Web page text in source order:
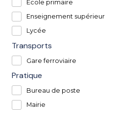
École primaire
Enseignement supérieur
Lycée
Transports
Gare ferroviaire
Pratique
Bureau de poste
Mairie